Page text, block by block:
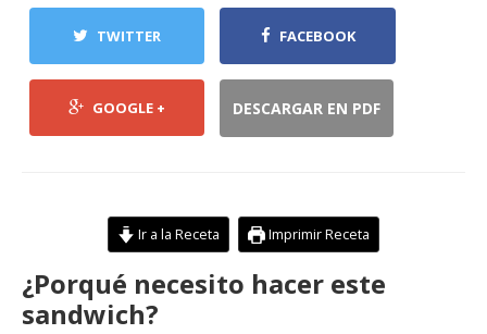
TWITTER FACEBOOK
GOOGLE + DESCARGAR EN PDF
Ir a la Receta Imprimir Receta
¿Porqué necesito hacer este
sandwich?